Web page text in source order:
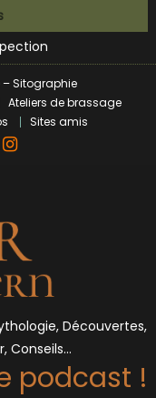
à Marseille
brassicole
bouchée de pain ?
Sitographie
Ateliers de brassage
Sites amis
Découvertes,
Conseils…
podcast !